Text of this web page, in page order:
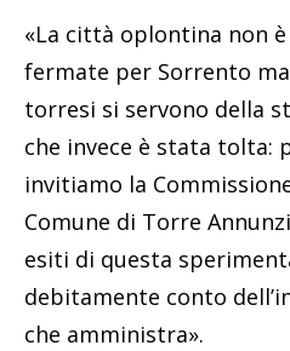
«La città oplontina non
fermate per Sorrento
torresi si servono della
che invece è stata tolta:
invitiamo la
Comune di Torre
esiti di questa
debitamente conto
che amministra».